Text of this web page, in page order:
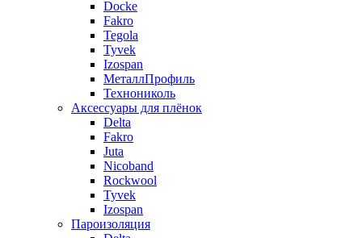
Docke
Fakro
Tegola
Tyvek
Izospan
МеталлПрофиль
Технониколь
Аксессуары для плёнок
Delta
Fakro
Juta
Nicoband
Rockwool
Tyvek
Izospan
Пароизоляция